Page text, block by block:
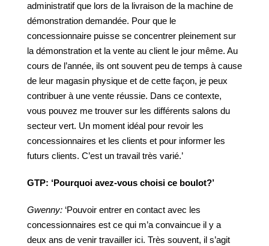
administratif que lors de la livraison de la machine de
démonstration demandée. Pour que le
concessionnaire puisse se concentrer pleinement sur
la démonstration et la vente au client le jour même. Au
cours de l’année, ils ont souvent peu de temps à cause
de leur magasin physique et de cette façon, je peux
contribuer à une vente réussie. Dans ce contexte,
vous pouvez me trouver sur les différents salons du
secteur vert. Un moment idéal pour revoir les
concessionnaires et les clients et pour informer les
futurs clients. C’est un travail très varié.’
GTP: ‘Pourquoi avez-vous choisi ce boulot?’
Gwenny: ‘Pouvoir entrer en contact avec les
concessionnaires est ce qui m’a convaincue il y a
deux ans de venir travailler ici. Très souvent, il s’agit